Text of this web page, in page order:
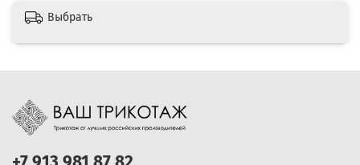
Выбрать